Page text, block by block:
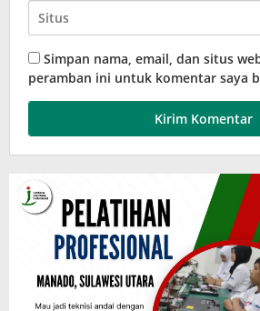
Simpan nama, email, dan situs
peramban ini untuk komentar saya